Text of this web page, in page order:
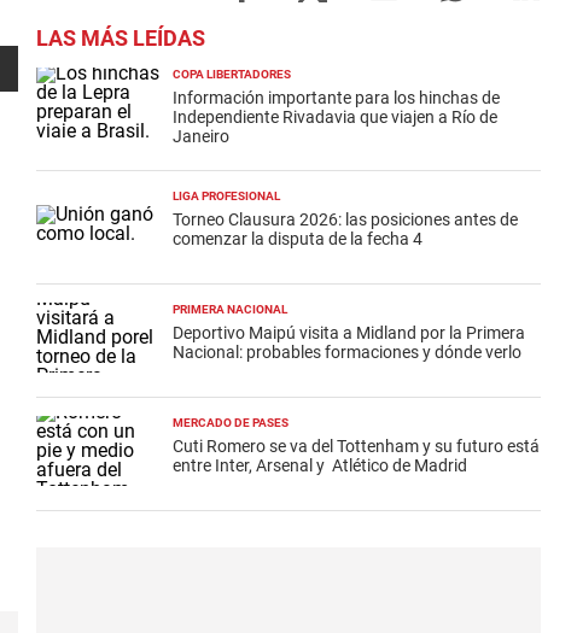
LAS MÁS LEÍDAS
COPA LIBERTADORES
Información importante para los hinchas de
Independiente Rivadavia que viajen a Río de
Janeiro
LIGA PROFESIONAL
Torneo Clausura 2026: las posiciones antes de
comenzar la disputa de la fecha 4
PRIMERA NACIONAL
Deportivo Maipú visita a Midland por la Primera
Nacional: probables formaciones y dónde verlo
MERCADO DE PASES
Cuti Romero se va del Tottenham y su futuro está
entre Inter, Arsenal y Atlético de Madrid